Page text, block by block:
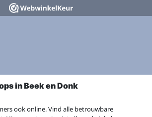
in Beek en Donk
ook online. Vind alle betrouwbare